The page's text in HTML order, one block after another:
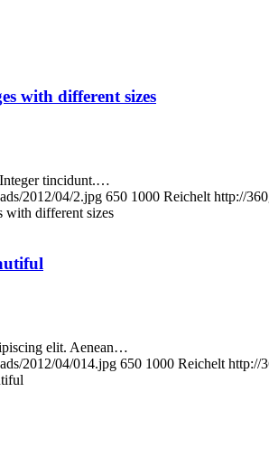
with different sizes
tincidunt.…
2012/04/2.jpg 650 1000 Reichelt http://
with different sizes
elit. Aenean…
2012/04/014.jpg 650 1000 Reichelt http://